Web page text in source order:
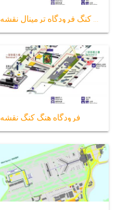
هنگ کنگ فرودگاه ترمینال نقشه
فرودگاه هنگ کنگ نقشه